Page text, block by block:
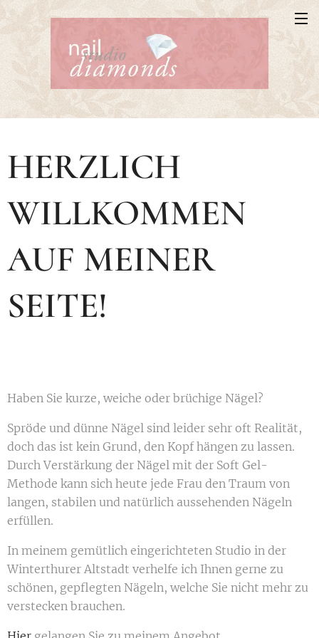
HERZLICH
WILLKOMMEN
AUF MEINER
SEITE!
Haben Sie kurze, weiche oder brüchige Nägel?
Spröde und dünne Nägel sind leider sehr oft Realität,
doch das ist kein Grund, den Kopf hängen zu lassen.
Durch Verstärkung der Nägel mit der Soft Gel-
Methode kann sich heute jede Frau den Traum von
langen, stabilen und natürlich aussehenden Nägeln
erfüllen.
In meinem gemütlich eingerichteten Studio in der
Winterthurer Altstadt verhelfe ich Ihnen gerne zu
schönen, gepflegten Nägeln, welche Sie nicht mehr zu
verstecken brauchen.